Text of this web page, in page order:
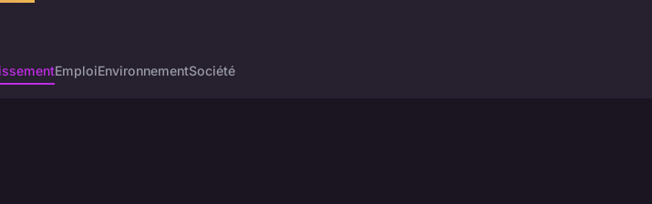
EmploiEnvironnementSociété